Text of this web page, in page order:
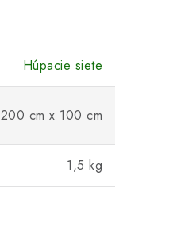
Húpacie siete
200 cm x 100 cm
1,5 kg